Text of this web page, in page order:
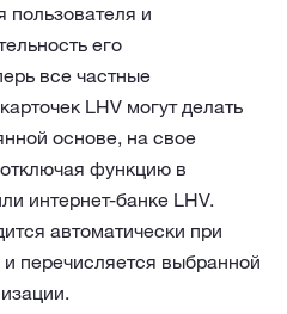
пользователя и
его
все частные
LHV могут делать
основе, на свое
функцию в
интернет-банке LHV.
автоматически при
перечисляется выбранной